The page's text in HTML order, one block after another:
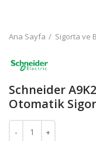
Ana Sayfa Sigorta ve
Schneider
Otomatik
Schneider A9K24340